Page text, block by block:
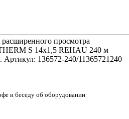
просмотра
S 14х1,5 REHAU 240 м
136572-240/11365721240
и беседу об оборудовании